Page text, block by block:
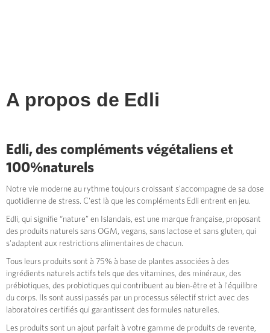
A propos de Edli
Edli, des compléments végétaliens et
100%naturels
Notre vie moderne au rythme toujours croissant s'accompagne de sa dose
quotidienne de stress. C'est là que les compléments Edli entrent en jeu.
Edli, qui signifie “nature” en Islandais, est une marque française, proposant
des produits naturels sans OGM, vegans, sans lactose et sans gluten, qui
s'adaptent aux restrictions alimentaires de chacun.
Tous leurs produits sont à 75% à base de plantes associées à des
ingrédients naturels actifs tels que des vitamines, des minéraux, des
prébiotiques, des probiotiques qui contribuent au bien-être et à l'équilibre
du corps. Ils sont aussi passés par un processus sélectif strict avec des
laboratoires certifiés qui garantissent des formules naturelles.
Les produits sont un ajout parfait à votre gamme de produits de revente,